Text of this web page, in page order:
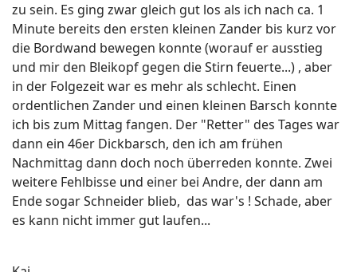
zu sein. Es ging zwar gleich gut los als ich nach ca. 1
Minute bereits den ersten kleinen Zander bis kurz vor
die Bordwand bewegen konnte (worauf er ausstieg
und mir den Bleikopf gegen die Stirn feuerte...) , aber
in der Folgezeit war es mehr als schlecht. Einen
ordentlichen Zander und einen kleinen Barsch konnte
ich bis zum Mittag fangen. Der "Retter" des Tages war
dann ein 46er Dickbarsch, den ich am frühen
Nachmittag dann doch noch überreden konnte. Zwei
weitere Fehlbisse und einer bei Andre, der dann am
Ende sogar Schneider blieb, das war's ! Schade, aber
es kann nicht immer gut laufen...